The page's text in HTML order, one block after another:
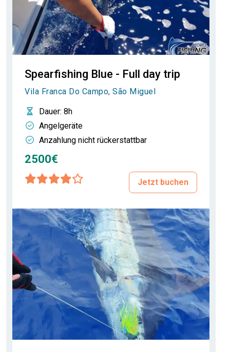
Spearfishing Blue - Full day trip
Vila Franca Do Campo, São Miguel
Dauer: 8h
Angelgeräte
Anzahlung nicht rückerstattbar
2500€
Jetzt buchen